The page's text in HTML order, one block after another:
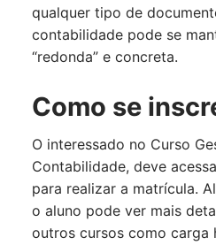
qualquer tipo de
contabilidade pode se
“redonda” e concreta.
Como se
O interessado no Curso
Contabilidade, deve
para realizar a matrícula.
o aluno pode ver mais
outros cursos como carga